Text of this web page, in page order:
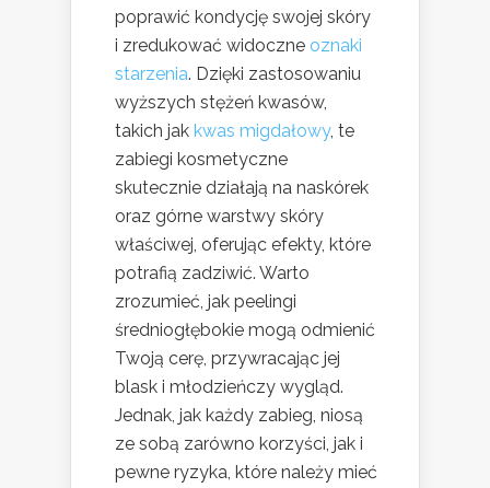
poprawić kondycję swojej skóry
i zredukować widoczne oznaki
starzenia. Dzięki zastosowaniu
wyższych stężeń kwasów,
takich jak kwas migdałowy, te
zabiegi kosmetyczne
skutecznie działają na naskórek
oraz górne warstwy skóry
właściwej, oferując efekty, które
potrafią zadziwić. Warto
zrozumieć, jak peelingi
średniogłębokie mogą odmienić
Twoją cerę, przywracając jej
blask i młodzieńczy wygląd.
Jednak, jak każdy zabieg, niosą
ze sobą zarówno korzyści, jak i
pewne ryzyka, które należy mieć